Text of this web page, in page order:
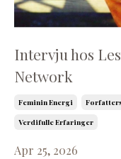
Intervju hos
Network
Feminin Energi
Verdifulle Erfaringer
Apr 25, 2026